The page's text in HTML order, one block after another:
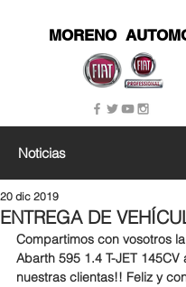
MORENO
Noticias
ENTREGA DE
20 dic 2019
Compartimos con vosotros
Abarth 595 1.4 T-JET 145CV
nuestras clientas!! Feliz y